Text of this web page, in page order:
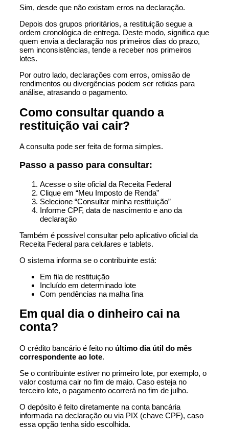
Sim, desde que não existam erros na declaração.
Depois dos grupos prioritários, a restituição segue a
ordem cronológica de entrega. Deste modo, significa que
quem envia a declaração nos primeiros dias do prazo,
sem inconsistências, tende a receber nos primeiros
lotes.
Por outro lado, declarações com erros, omissão de
rendimentos ou divergências podem ser retidas para
análise, atrasando o pagamento.
Como consultar quando a
restituição vai cair?
A consulta pode ser feita de forma simples.
Passo a passo para consultar:
Acesse o site oficial da Receita Federal
Clique em “Meu Imposto de Renda”
Selecione “Consultar minha restituição”
Informe CPF, data de nascimento e ano da
declaração
Também é possível consultar pelo aplicativo oficial da
Receita Federal para celulares e tablets.
O sistema informa se o contribuinte está:
Em fila de restituição
Incluído em determinado lote
Com pendências na malha fina
Em qual dia o dinheiro cai na
conta?
O crédito bancário é feito no último dia útil do mês
correspondente ao lote.
Se o contribuinte estiver no primeiro lote, por exemplo, o
valor costuma cair no fim de maio. Caso esteja no
terceiro lote, o pagamento ocorrerá no fim de julho.
O depósito é feito diretamente na conta bancária
informada na declaração ou via PIX (chave CPF), caso
essa opção tenha sido escolhida.